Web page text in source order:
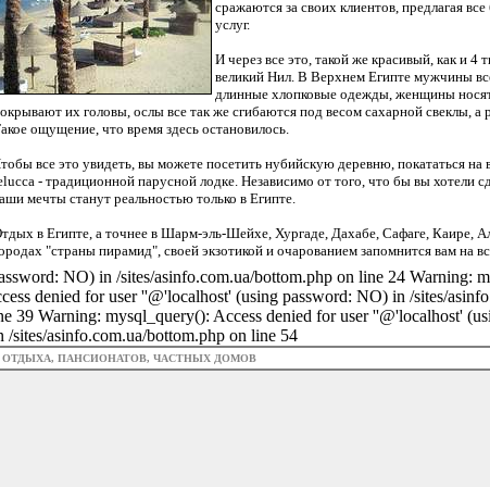
сражаются за своих клиентов, предлагая
услуг.
И через все это, такой же красивый, как и 4
великий Нил. В Верхнем Египте мужчины
длинные хлопковые одежды, женщины
их головы, ослы все так же сгибаются под весом сахарной свеклы, а
ощущение, что время здесь остановилось.
все это увидеть, вы можете посетить нубийскую деревню, покататься на
- традиционной парусной лодке. Независимо от того, что бы вы хотели
мечты станут реальностью только в Египте.
в Египте, а точнее в Шарм-эль-Шейхе, Хургаде, Дахабе, Сафаге, Каире,
"страны пирамид", своей экзотикой и очарованием запомнится вам на
NO) in /sites/asinfo.com.ua/bottom.php on line 24 Warning:
denied for user ''@'localhost' (using password: NO) in /sites/
39 Warning: mysql_query(): Access denied for user ''@'localhost'
sites/asinfo.com.ua/bottom.php on line 54
ОТДЫХА, ПАНСИОНАТОВ, ЧАСТНЫХ ДОМОВ